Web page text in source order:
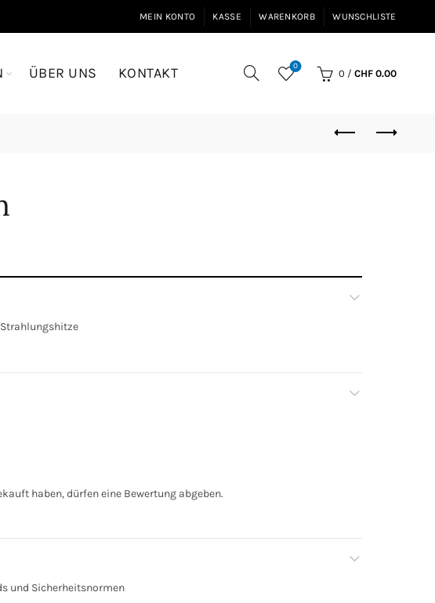
MEIN KONTO KASSE WARENKORB WUNSCHLISTE
ÜBER UNS KONTAKT 0
0 / CHF0.00
haben, dürfen eine Bewertung abgeben.
und Sicherheitsnormen